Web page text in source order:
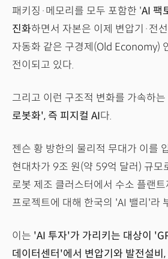
패키징·메모리를 모두 포함한 'AI 팩
진화하면서 자본은 이제 변압기·전
자동화 같은 구경제(Old Economy)
전이되고 있다.
그리고 이런 구조적 변화를 가속하
로봇화', 즉 피지컬 AI다.
젠슨 황 방한의 물리적 무대가 이를
현대차가 9조 원(약 59억 달러) 규모
로봇 제조 클러스터에서 수소 플랜
프로젝트에 대해 한국의 'AI 밸리'라
이는 'AI 투자'가 가리키는 대상이
데이터센터'에서 변압기와 발전설비,